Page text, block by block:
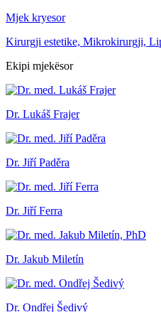
Mjek kryesor
Kirurgji estetike, Mikrokirurgji,
Ekipi mjekësor
Dr. Lukáš Frajer
Dr. Jiří Paděra
Dr. Jiří Ferra
Dr. Jakub Miletín
Dr. Ondřej Šedivý